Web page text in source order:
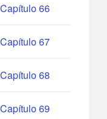
66
67
68
69